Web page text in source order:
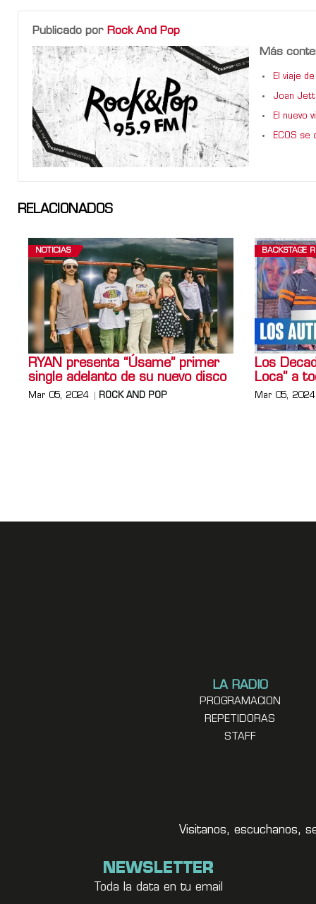
Publicado por Rock And Pop
Más
El viaje
Joan Jett
El nuevo
ECOS se
RELACIONADOS
NOTICIAS
RYAN presenta “Úsame” primer
single adelanto de su nuevo disco
Mar 05, 2024 ROCK AND POP
BACKSTAGE
Los
Loca” a
Mar 05, 2024
LA RADIO
PROGRAMACION
REPETIDORAS
STAFF
Visitanos, escuchanos,
NEWSLETTER
Toda la data en tu email